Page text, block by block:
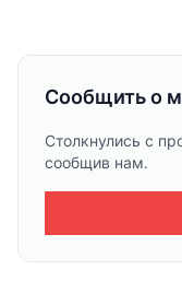
Сообщить о
Столкнулись с
сообщив нам.